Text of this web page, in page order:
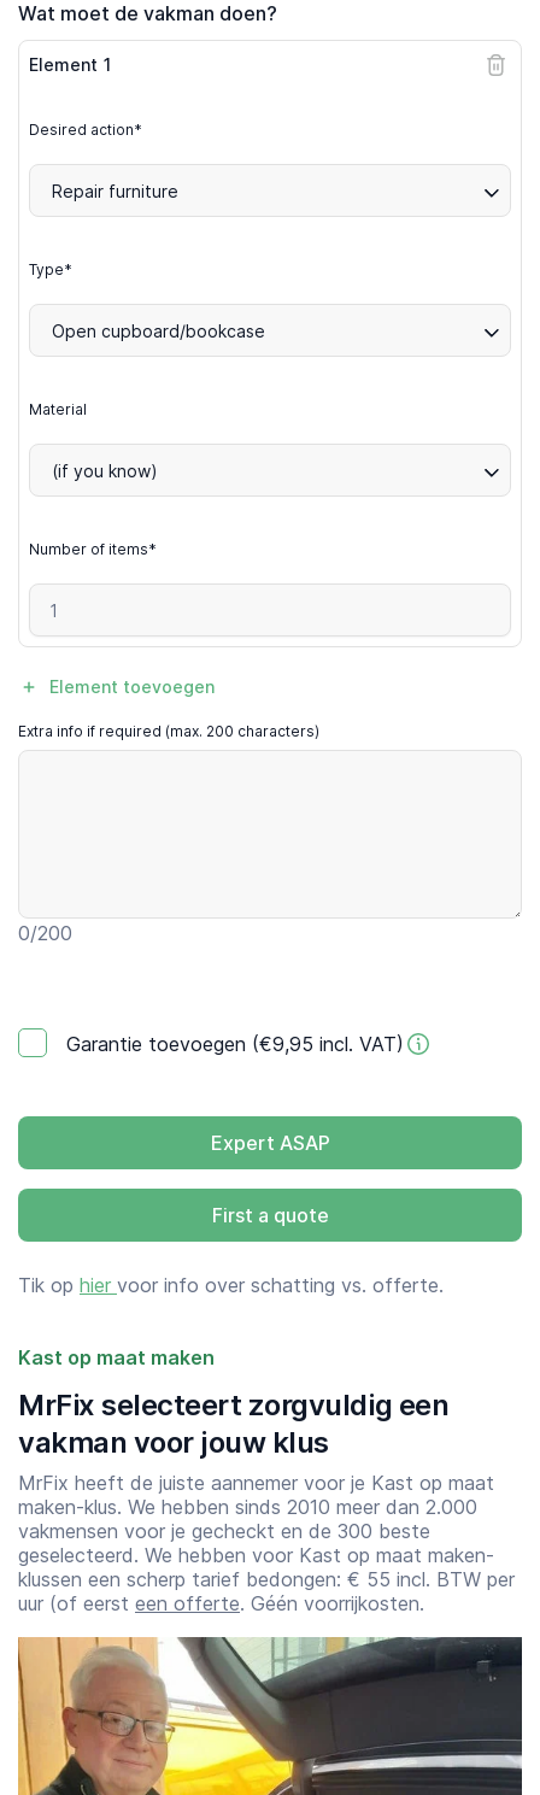
Wat moet de vakman doen?
Element 1
Desired action*
Repair furniture
Type*
Open cupboard/bookcase
Material
(if you know)
Number of items*
Element toevoegen
Extra info if required (max. 200 characters)
0/200
Garantie toevoegen (€9,95 incl. VAT)
Expert ASAP
First a quote
Tik op hier voor info over schatting vs. offerte.
Kast op maat maken
MrFix selecteert zorgvuldig een
vakman voor jouw klus
MrFix heeft de juiste aannemer voor je Kast op maat
maken-klus. We hebben sinds 2010 meer dan 2.000
vakmensen voor je gecheckt en de 300 beste
geselecteerd. We hebben voor Kast op maat maken-
klussen een scherp tarief bedongen: € 55 incl. BTW per
uur (of eerst een offerte. Géén voorrijkosten.